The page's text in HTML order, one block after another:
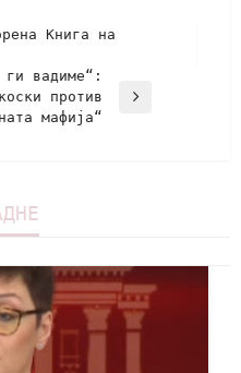
Книга на
вадиме“:
против
мафија“